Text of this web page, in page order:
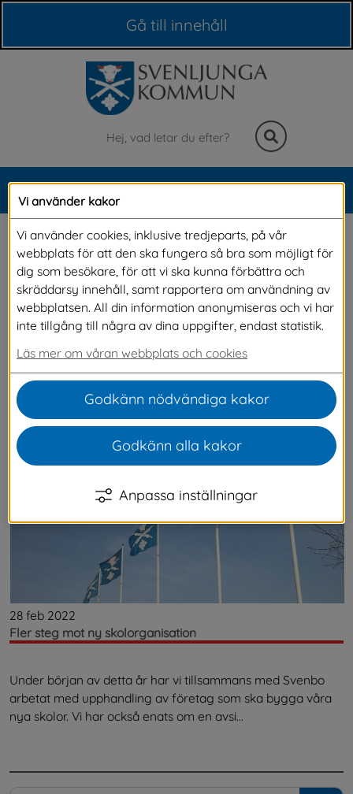
Gå till innehåll
Sök
Meny
Nyheter
På denna sida kan du läsa alla våra nyheter. Om du vill
vara säker på att du inte missar något och vill få
nyheterna direkt till din e-post, kan du prenumerera på
Senaste nytt
28 feb 2022
Fler steg mot ny skolorganisation
Under början av detta år har vi tillsammans med Svenbo
arbetat med upphandling av företag som ska bygga våra
nya skolor. Vi har också enats om en avsi...
Vi använder kakor
Vi använder cookies, inklusive tredjeparts, på vår
webbplats för att den ska fungera så bra som möjligt för
dig som besökare, för att vi ska kunna förbättra och
skräddarsy innehåll, samt rapportera om användning av
webbplatsen. All din information anonymiseras och vi har
inte tillgång till några av dina uppgifter, endast statistik.
Läs mer om våran webbplats och cookies
Godkänn nödvändiga kakor
Godkänn alla kakor
Anpassa inställningar